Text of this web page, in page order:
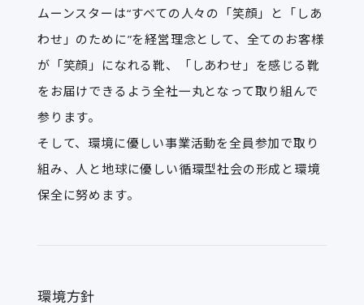
ムーンスターは“すべての人々の「笑顔」と「しあ
わせ」のために”を経営理念として、全てのお客様
が「笑顔」になれる靴、「しあわせ」を感じる靴
をお届けできるよう全社一丸となって取り組んで
参ります。
そして、環境に優しい事業活動を全員参加で取り
組み、人と地球に優しい循環型社会の形成と環境
保全に努めます。
環境方針